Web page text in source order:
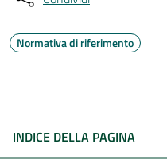
Normativa di riferimento
INDICE DELLA PAGINA